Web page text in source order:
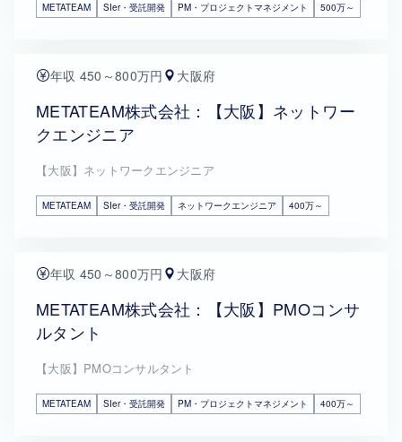
METATEAM SIer・受託開発 PM・プロジェクトマネジメント 500万～
年収 450～800万円 大阪府
METATEAM株式会社：【大阪】ネットワー
クエンジニア
【大阪】ネットワークエンジニア
METATEAM SIer・受託開発 ネットワークエンジニア 400万～
年収 450～800万円 大阪府
METATEAM株式会社：【大阪】PMOコンサ
ルタント
【大阪】PMOコンサルタント
METATEAM SIer・受託開発 PM・プロジェクトマネジメント 400万～